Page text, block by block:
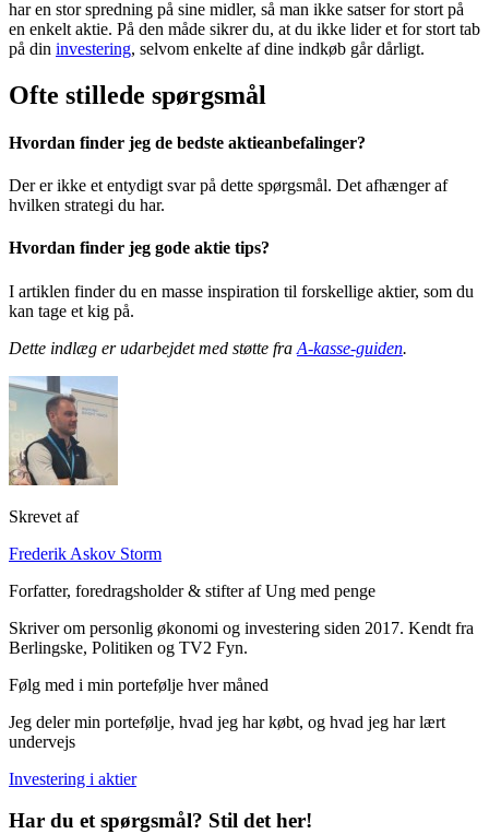
har en stor spredning på sine midler, så man ikke satser for stort på
en enkelt aktie. På den måde sikrer du, at du ikke lider et for stort tab
på din investering, selvom enkelte af dine indkøb går dårligt.
Ofte stillede spørgsmål
Hvordan finder jeg de bedste aktieanbefalinger?
Der er ikke et entydigt svar på dette spørgsmål. Det afhænger af
hvilken strategi du har.
Hvordan finder jeg gode aktie tips?
I artiklen finder du en masse inspiration til forskellige aktier, som du
kan tage et kig på.
Dette indlæg er udarbejdet med støtte fra A-kasse-guiden.
Skrevet af
Frederik Askov Storm
Forfatter, foredragsholder & stifter af Ung med penge
Skriver om personlig økonomi og investering siden 2017. Kendt fra
Berlingske, Politiken og TV2 Fyn.
Følg med i min portefølje hver måned
Jeg deler min portefølje, hvad jeg har købt, og hvad jeg har lært
undervejs
Investering i aktier
Har du et spørgsmål? Stil det her!